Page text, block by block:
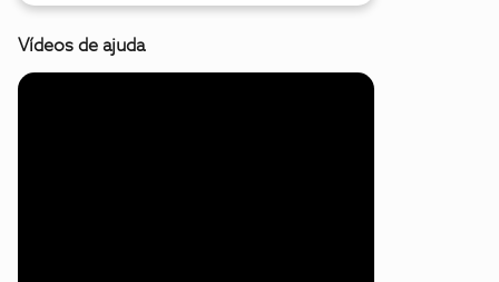
Vídeos de ajuda